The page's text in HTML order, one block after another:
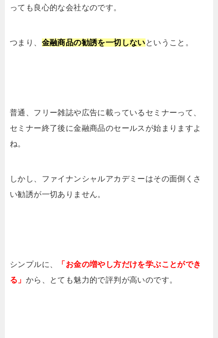
っても良心的な会社なのです。
つまり、 金融商品の勧誘を一切しないということ。
普通、フリー雑誌や広告に載っているセミナーって、
セミナー終了後に金融商品のセールスが始まりますよ
ね。
しかし、ファイナンシャルアカデミーはその面倒くさ
い勧誘が一切ありません。
シンプルに、
「お金の増やし方だけを学ぶことができ
る」 から、とても魅力的で評判が高いのです。